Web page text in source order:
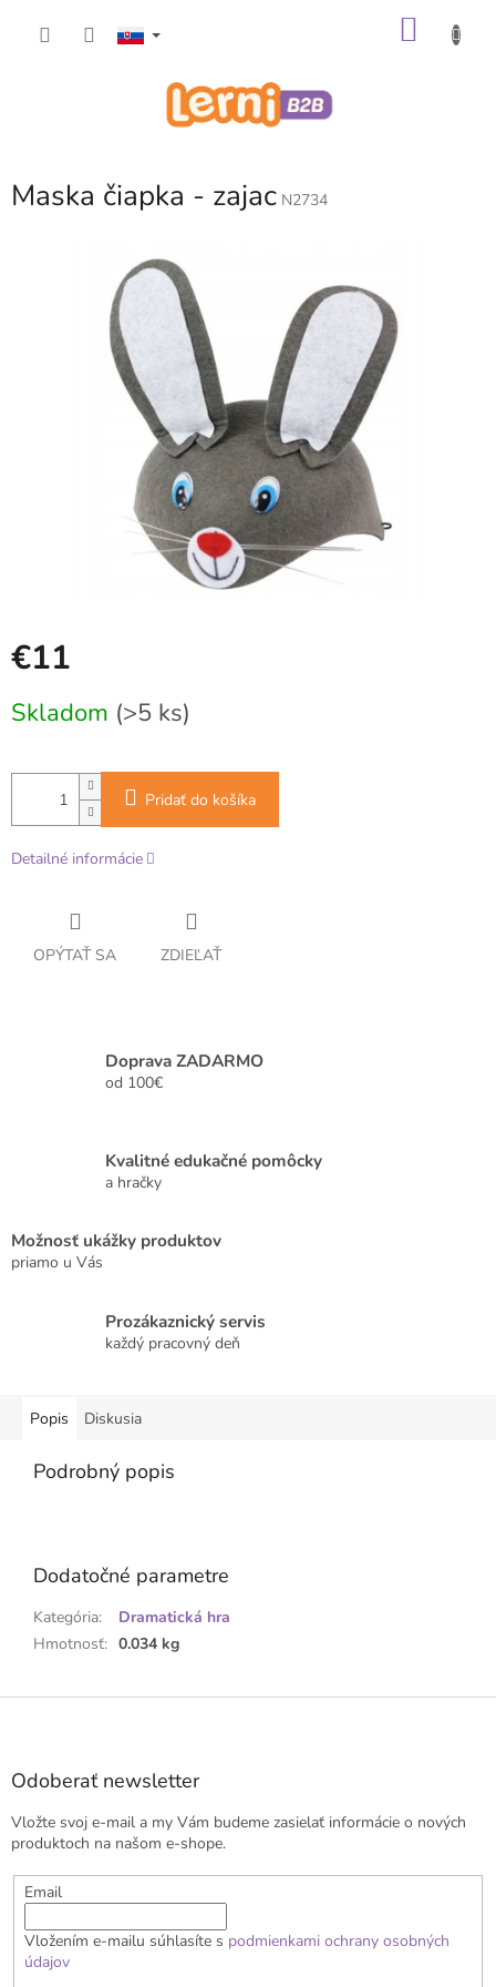
Maska čiapka - zajac N2734
€11
cena:
Skladom (>5 ks)
Pridať do košíka
Detailné informácie
OPÝTAŤ SA ZDIEĽAŤ
Doprava ZADARMO
od 100€
Kvalitné edukačné pomôcky
a hračky
Možnosť ukážky produktov
priamo u Vás
Prozákaznický servis
každý pracovný deň
Popis Diskusia
Podrobný popis
Dodatočné parametre
Kategória:
Dramatická hra
Hmotnosť: 0.034 kg
Z
Odoberať newsletter
Vložte svoj e-mail a my Vám budeme zasielať informácie o nových
produktoch na našom e-shope.
Email
Vložením e-mailu súhlasíte s podmienkami ochrany osobných
údajov